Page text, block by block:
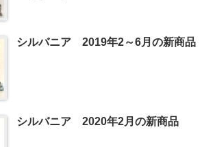
シルバニア 2019年2～6月の新商品
シルバニア 2020年2月の新商品